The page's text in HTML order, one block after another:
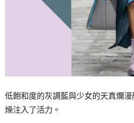
低飽和度的灰調藍與少女的天真爛
燥注入了活力。